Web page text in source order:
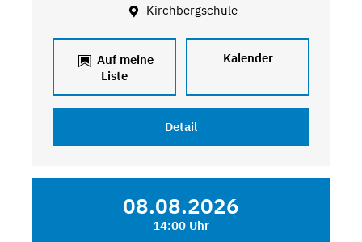
Kirchbergschule
Auf meine
Liste
Kalender
Detail
08.08.2026
14:00 Uhr